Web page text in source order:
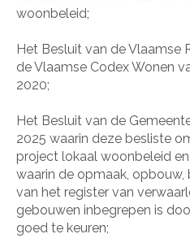
woonbeleid;
Het Besluit van de Vlaamse
de Vlaamse Codex Wonen
2020;
Het Besluit van de
2025 waarin deze besliste
project lokaal woonbeleid
waarin de opmaak, opbouw,
van het register van
gebouwen inbegrepen is
goed te keuren;